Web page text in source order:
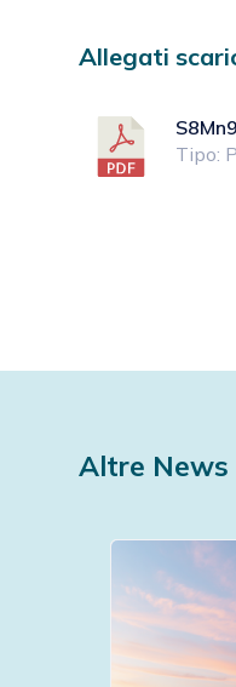
Allegati
Tipo:
Altre News